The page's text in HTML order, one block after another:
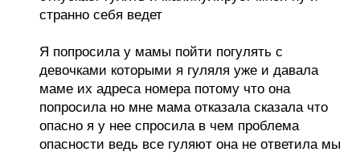
странно себя ведет
Я попросила у мамы пойти погулять с
девочками которыми я гуляля уже и давала
маме их адреса номера потому что она
попросила но мне мама отказала сказала что
опасно я у нее спросила в чем проблема
опасности ведь все гуляют она не ответила мы